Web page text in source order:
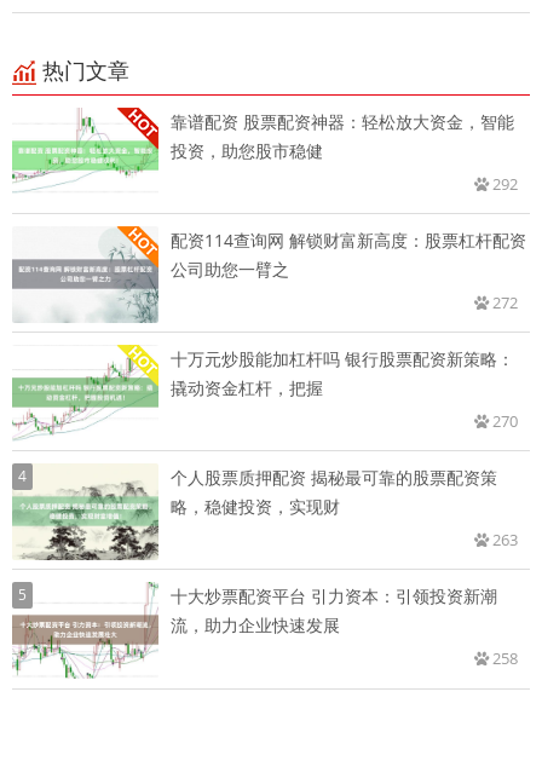
热门文章
靠谱配资 股票配资神器：轻松放大资金，智能
投资，助您股市稳健
292
配资114查询网 解锁财富新高度：股票杠杆配资
公司助您一臂之
272
十万元炒股能加杠杆吗 银行股票配资新策略：
撬动资金杠杆，把握
270
4
个人股票质押配资 揭秘最可靠的股票配资策
略，稳健投资，实现财
263
5
十大炒票配资平台 引力资本：引领投资新潮
流，助力企业快速发展
258